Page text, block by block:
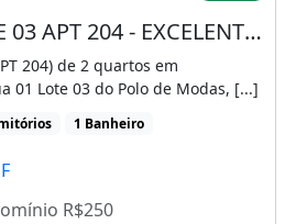
QE 40 RUA 01 LOTE 03 APT 204 - EXCELENTE LOCAL - POLO DE MODAS - AMPLO - CONFIRA
204) de 2 quartos em
01 Lote 03 do Polo de Modas, [...]
1 Banheiro
R$250